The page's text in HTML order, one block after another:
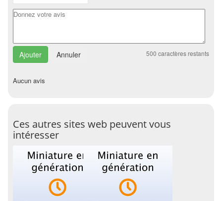
Annuler 500 caractères restants
Aucun avis
Ces autres sites web peuvent vous
intéresser